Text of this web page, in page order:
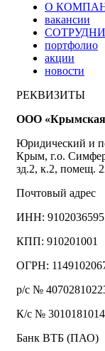
О
вакансии
портфолио
акции
новости
РЕКВИЗИТЫ
ООО «Крымская
Юридический и
Крым, г.о.
зд.2, к.2, помещ.
Почтовый адрес
ИНН: 9102036595
КПП: 910201001
ОГРН:
р/с №
К/с №
Банк ВТБ (ПАО)